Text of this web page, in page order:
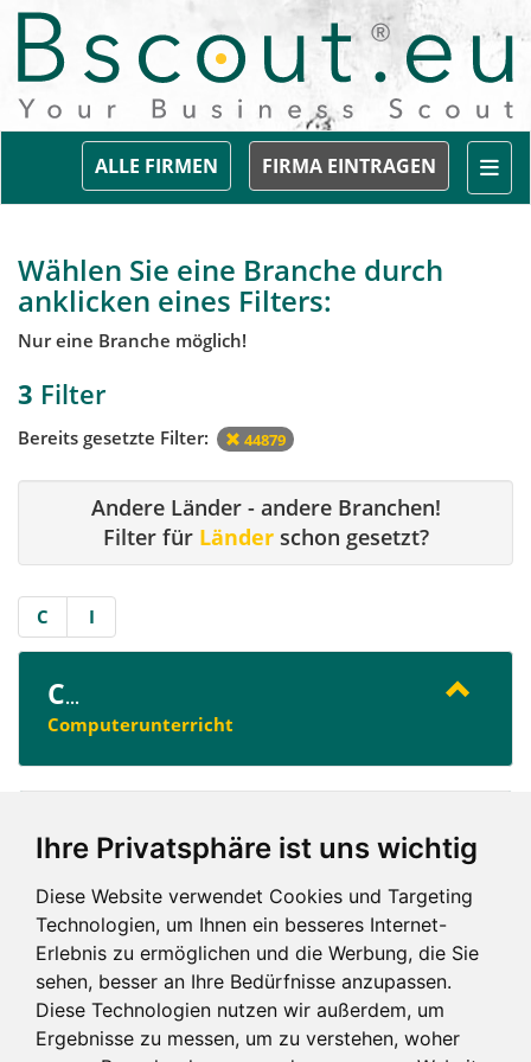
Ihre Privatsphäre ist uns wichtig
Diese Website verwendet Cookies und Targeting
Technologien, um Ihnen ein besseres Internet-
Erlebnis zu ermöglichen und die Werbung, die Sie
sehen, besser an Ihre Bedürfnisse anzupassen.
Diese Technologien nutzen wir außerdem, um
Ergebnisse zu messen, um zu verstehen, woher
FIRMA EINTRAGEN
ALLE FIRMEN
Wählen Sie eine Branche durch
anklicken eines Filters:
Nur eine Branche möglich!
3 Filter
Bereits gesetzte Filter: 44879
Andere Länder - andere Branchen!
Filter für Länderschon gesetzt?
C I
C...
Computerunterricht
I ...
IT-Schulungen
IT-Trainer
C I